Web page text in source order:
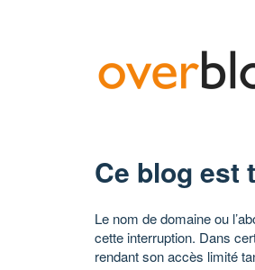
Ce blog est
Le nom de domaine ou
cette interruption. Dans
rendant son accès limité